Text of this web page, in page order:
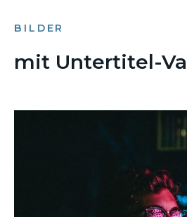
BILDER
mit Untertitel-